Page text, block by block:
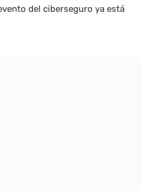
del ciberseguro ya está